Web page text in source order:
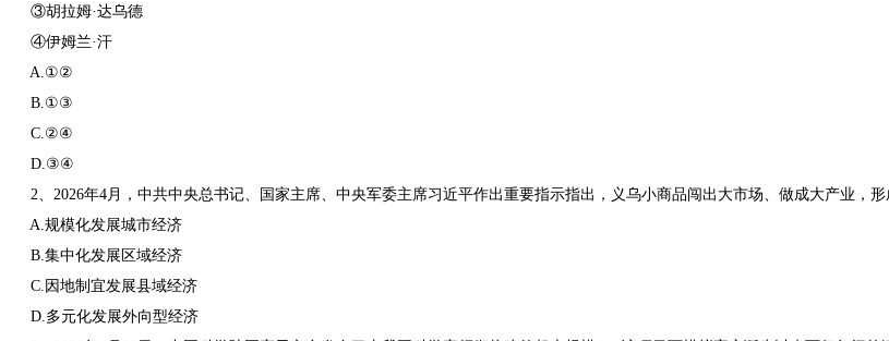
③胡拉姆·达乌德
④伊姆兰·汗
A.①②
B.①③
C.②④
D.③④
2、2026年4月，中共中央总书记、国家主席、中央军委主席习近平作出重要指示指出，义乌小商品闯出大市场、做成大产业，形
A.规模化发展城市经济
B.集中化发展区域经济
C.因地制宜发展县域经济
D.多元化发展外向型经济